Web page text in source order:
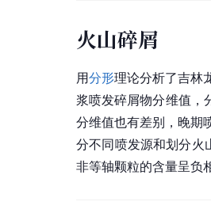
火山碎屑
用分形理论分析了吉林
浆喷发碎屑物分维值，
分维值也有差别，晚期
分不同喷发源和划分火
非等轴颗粒的含量呈负